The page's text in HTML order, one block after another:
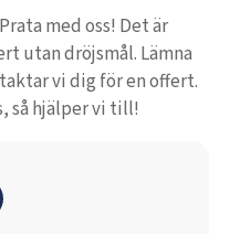
med oss! Det är
utan dröjsmål. Lämna
vi dig för en offert.
så hjälper vi till!